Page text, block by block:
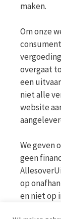
maken.
Om onze
overgaat
een
niet alle
website
We geven
geen
op
en niet op